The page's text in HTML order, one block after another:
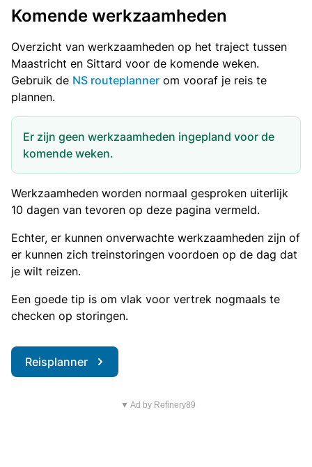
Komende werkzaamheden
Overzicht van werkzaamheden op het traject tussen
Maastricht en Sittard voor de komende weken.
Gebruik de NS routeplanner om vooraf je reis te
plannen.
Er zijn geen werkzaamheden ingepland voor de
komende weken.
Werkzaamheden worden normaal gesproken uiterlijk
10 dagen van tevoren op deze pagina vermeld.
Echter, er kunnen onverwachte werkzaamheden zijn of
er kunnen zich treinstoringen voordoen op de dag dat
je wilt reizen.
Een goede tip is om vlak voor vertrek nogmaals te
checken op storingen.
Reisplanner
▼ Ad by Refinery89